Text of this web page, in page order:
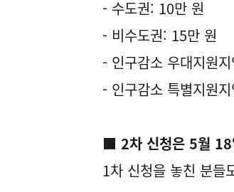
- 수도권: 10만 원
- 비수도권: 15만 원
- 인구감소 우대지원
- 인구감소 특별지원
■ 2차 신청은 5월 18
1차 신청을 놓친 분들